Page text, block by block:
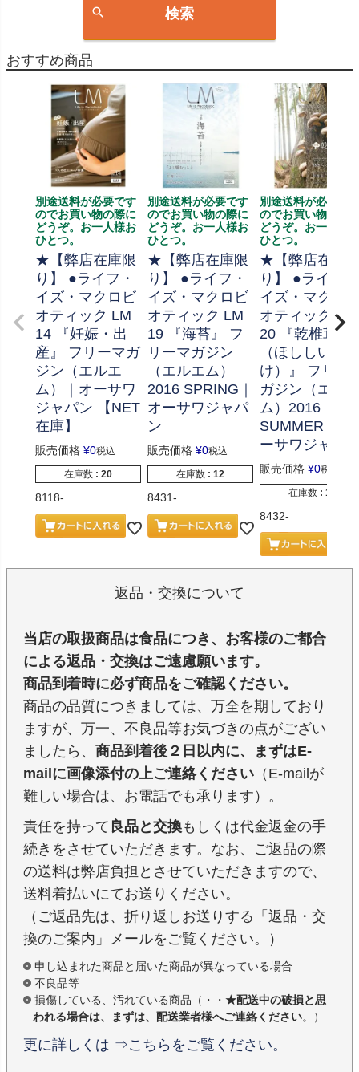
検索
おすすめ商品
別途送料が必要です
のでお買い物の際に
どうぞ。お一人様お
ひとつ。
★【弊店在庫限
り】 ●ライフ・
イズ・マクロビ
オティック LM
14 『妊娠・出
産』 フリーマガ
ジン（エルエ
ム）｜オーサワ
ジャパン 【NET
在庫】
販売価格 ¥0税込
在庫数 20
8118-
別途送料が必要です
のでお買い物の際に
どうぞ。お一人様お
ひとつ。
★【弊店在庫限
り】 ●ライフ・
イズ・マクロビ
オティック LM
19 『海苔』 フ
リーマガジン
（エルエム）
2016 SPRING｜
オーサワジャパ
ン
販売価格 ¥0税込
在庫数 12
8431-
別途送料が必要で
のでお買い物の際
どうぞ。お一人様
ひとつ。
★【弊店在庫
り】 ●ライフ・
イズ・マクロ
オティック LM
20 『乾椎茸
（ほししいた
け）』 フリー
ガジン（エル
ム）2016
SUMMER｜オ
ーサワジャパ
販売価格 ¥0税込
在庫数 11
8432-
返品・交換について
当店の取扱商品は食品につき、お客様のご都合
による返品・交換はご遠慮願います。
商品到着時に必ず商品をご確認ください。
商品の品質につきましては、万全を期しており
ますが、万一、不良品等お気づきの点がござい
ましたら、 商品到着後２日以内に、まずはE-
mailに画像添付の上ご連絡ください （E-mailが
難しい場合は、お電話でも承ります）。
責任を持って 良品と交換もしくは代金返金の手
続きをさせていただきます。なお、ご返品の際
の送料は弊店負担とさせていただきますので、
送料着払いにてお送りください。
（ご返品先は、折り返しお送りする「返品・交
換のご案内」メールをご覧ください。）
申し込まれた商品と届いた商品が異なっている場合
不良品等
損傷している、汚れている商品（・・ ★配送中の破損と思
われる場合は、まずは、配送業者様へご連絡ください。）
更に詳しくは ⇒こちらをご覧ください。